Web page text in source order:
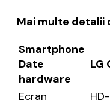
Mai multe detalii
Smartphone
Date
hardware
LG
Ecran